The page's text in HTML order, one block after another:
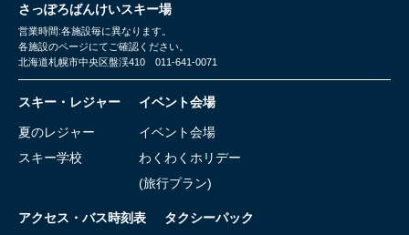
さっぽろばんけいスキー場
営業時間:各施設毎に異なります。
各施設のページにてご確認ください。
北海道札幌市中央区盤渓410 011-641-0071
スキー・レジャー
夏のレジャー
スキー学校
イベント会場
イベント会場
わくわくホリデー
(旅行プラン)
アクセス・バス時刻表
タクシーパック